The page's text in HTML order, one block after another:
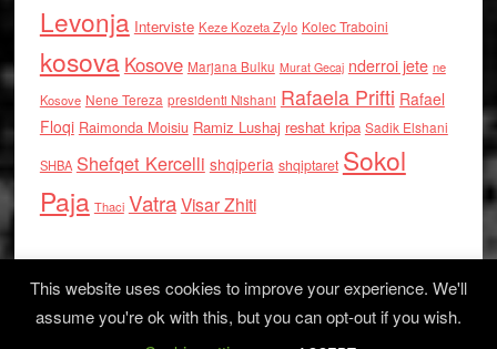
Levonja Interviste Keze Kozeta Zylo Kolec Traboini
kosova Kosove Marjana Bulku Murat Gecaj nderroi jete ne
Kosove Nene Tereza presidenti Nishani Rafaela Prifti Rafael
Floqi Raimonda Moisiu Ramiz Lushaj reshat kripa Sadik Elshani
SHBA Shefqet Kercelli shqiperia shqiptaret Sokol
Paja Thaci VatraVisar Zhiti
This website uses cookies to improve your experience. We'll
assume you're ok with this, but you can opt-out if you wish.